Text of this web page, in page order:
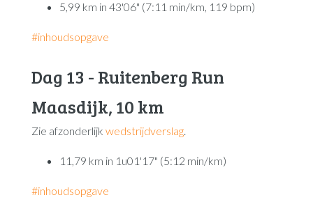
5,99 km in 43'06" (7:11 min/km, 119 bpm)
#inhoudsopgave
Dag 13 - Ruitenberg Run
Maasdijk, 10 km
Zie afzonderlijk wedstrijdverslag.
11,79 km in 1u01'17" (5:12 min/km)
#inhoudsopgave